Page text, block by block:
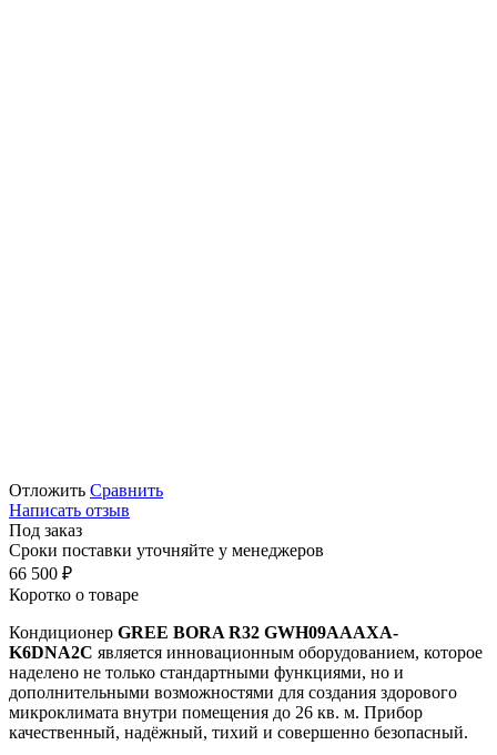
Отложить Сравнить
Написать отзыв
Под заказ
Сроки поставки уточняйте у менеджеров
66 500 ₽
Коротко о товаре
Кондиционер GREE BORA R32 GWH09AAAXA-
K6DNA2C является инновационным оборудованием, которое
наделено не только стандартными функциями, но и
дополнительными возможностями для создания здорового
микроклимата внутри помещения до 26 кв. м. Прибор
качественный, надёжный, тихий и совершенно безопасный.